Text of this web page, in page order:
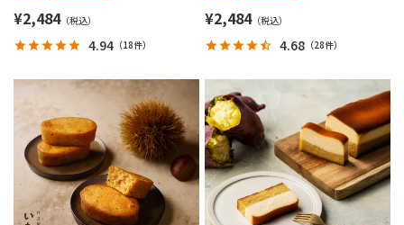
¥2,484
4.94 （18件）
¥2,484
4.68 （28件）